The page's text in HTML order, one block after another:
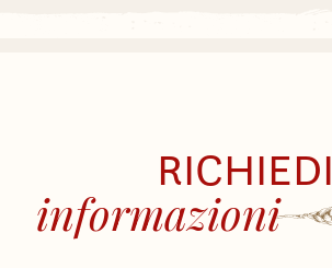
RICHIEDI
informazioni